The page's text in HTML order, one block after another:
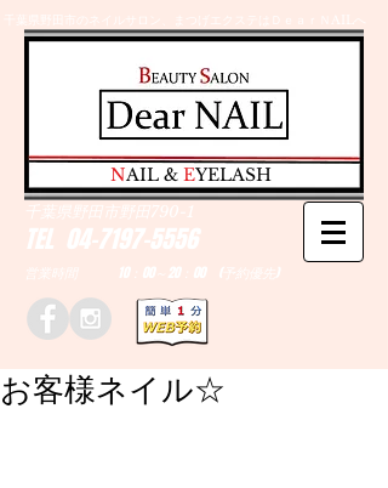
千葉県野田市のネイルサロン、まつげエクステはＤｅａｒＮAILへ
TEL 04-7197-5556
営業時間 10：00～20：00 (予約優先)
千葉県野田市野田790-1
​NAIL & EYELASH
お客様ネイル☆